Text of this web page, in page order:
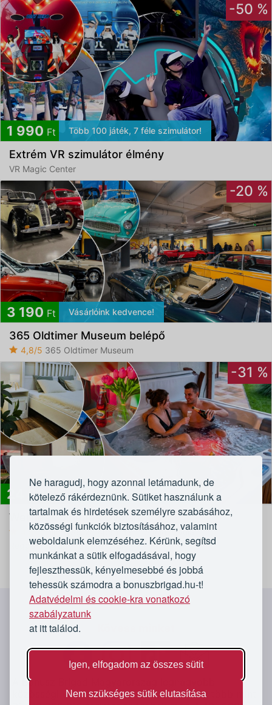
Ne haragudj, hogy azonnal letámadunk, de
kötelező rákérdeznünk. Sütiket használunk a
tartalmak és hirdetések személyre szabásához,
közösségi funkciók biztosításához, valamint
weboldalunk elemzéséhez. Kérünk, segítsd
munkánkat a sütik elfogadásával, hogy
fejleszthessük, kényelmesebbé és jobbá
tehessük számodra a bonuszbrigad.hu-t!
Adatvédelmi és cookie-kra vonatkozó
szabályzatunk
at itt találod.
Igen, elfogadom az összes sütit
Nem szükséges sütik elutasítása
-50 %
1 990 Ft Több 100 játék, 7 féle szimulátor!
Extrém VR szimulátor élmény
VR Magic Center
-20 %
3 190 Ft Vásárlóink kedvence!
365 Oldtimer Museum belépő
4,8/5 365 Oldtimer Museum
-31 %
24 990Ft 300 méterre a Várfürdőtől
Wellness pihenés Gyulán
4,9/5Lilien Deluxe Apartman - Alföld, Gyula
Reggelivel vagy félpanzióval
`
A Bónusz Brigád Magyarország legnagyobb
közösségi vásárló oldala. Vásárlóink eddig több mint